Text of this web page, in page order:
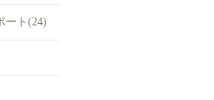
ート(24)